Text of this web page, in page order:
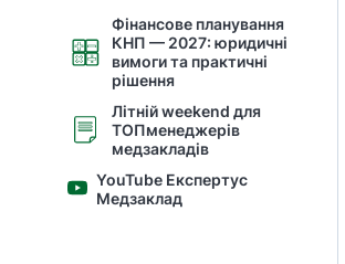
Фінансове планування
КНП — 2027: юридичні
вимоги та практичні
рішення
Літній weekend для
ТОПменеджерів
медзакладів
YouTube Експертус
Медзаклад